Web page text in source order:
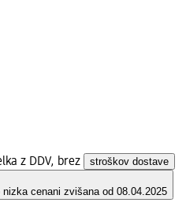
z DDV, brez stroškov dostave
nizka cenani zvišana od 08.04.2025